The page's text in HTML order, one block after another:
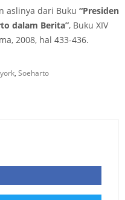
aslinya dari Buku “Presiden
dalam Berita”, Buku XIV
2008, hal 433-436.
, Soeharto